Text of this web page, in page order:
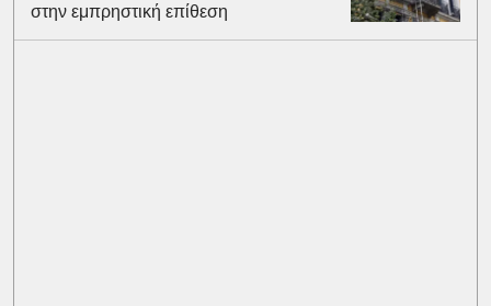
στην εμπρηστική επίθεση